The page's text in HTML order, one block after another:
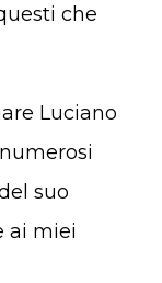
che
Luciano
suo
ai miei